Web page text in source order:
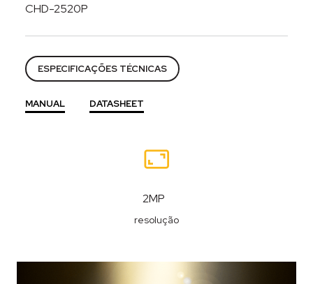
CHD-2520P
ESPECIFICAÇÕES TÉCNICAS
MANUAL DATASHEET
resolução
2MP